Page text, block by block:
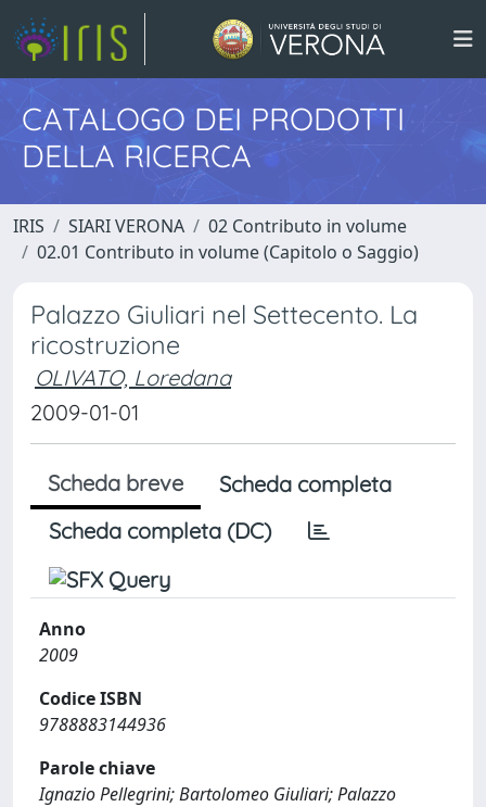
CATALOGO DEI PRODOTTI
DELLA RICERCA
IRIS SIARI VERONA
02 Contributo in volume
02.01 Contributo in volume (Capitolo o Saggio)
Palazzo Giuliari nel Settecento. La
ricostruzione
OLIVATO, Loredana
2009-01-01
Scheda breve
Scheda completa
Scheda completa (DC)
Anno
2009
Codice ISBN
9788883144936
Parole chiave
Ignazio Pellegrini; Bartolomeo Giuliari; Palazzo